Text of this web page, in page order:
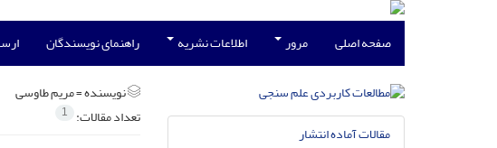
صفحه اصلی مرور اطلاعات نشریه راهنمای نویسندگان
نویسنده =مریم طاوسی
تعداد مقالات: 1
مقالات آماده انتشار